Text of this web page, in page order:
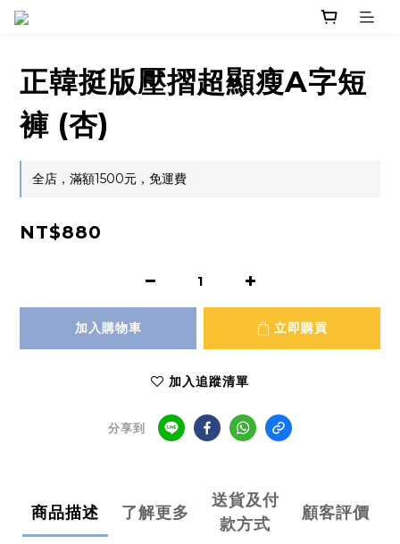
正韓挺版壓摺超顯瘦A字短
褲 (杏)
全店，滿額1500元，免運費
NT$880
加入購物車 立即購買
加入追蹤清單
分享到
商品描述 了解更多
送貨及付
款方式
顧客評價